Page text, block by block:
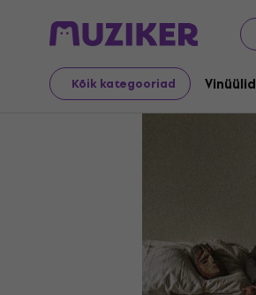
Kõik kategooriad Vinüülid
LP plaadid ja CD-d Vinüülid